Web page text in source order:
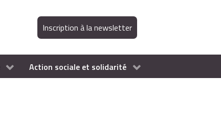
Inscription à la newsletter
Action sociale et solidarité